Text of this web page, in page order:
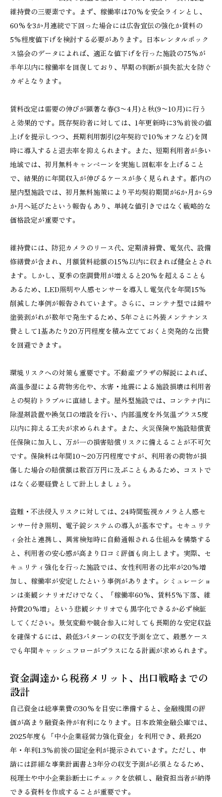
維持費の三要素です。まず、稼働率は70%を安全ラインとし、
60%を3か月連続で下回った場合には広告宣伝の強化か賃料の
5%程度値下げを検討する必要があります。日本レンタルボック
ス協会のデータによれば、適正な値下げを行った施設の75%が
半年以内に稼働率を回復しており、早期の判断が損失拡大を防ぐ
カギとなります。
賃料改定は需要の伸びが顕著な春(3〜4月)と秋(9〜10月)に行う
と効果的です。既存契約者に対しては、1年更新時に3%前後の値
上げを提示しつつ、長期利用割引(2年契約で10%オフなど)を同
時に導入すると退去率を抑えられます。また、短期利用者が多い
地域では、初月無料キャンペーンを実施し回転率を上げること
で、結果的に年間収入が伸びるケースが多く見られます。都内の
屋内型施設では、初月無料施策により平均契約期間が6か月から9
か月へ延びたという報告もあり、単純な値引きではなく戦略的な
価格設定が重要です。
維持費には、防犯カメラのリース代、定期清掃費、電気代、設備
修繕費が含まれ、月額賃料総額の15%以内に収まれば健全とされ
ます。しかし、夏季の空調費用が増えると20%を超えることも
あるため、LED照明や人感センサーを導入し電気代を年間15%
削減した事例が報告されています。さらに、コンテナ型では錆や
塗装剥がれが数年で発生するため、5年ごとに外装メンテナンス
費として1基あたり20万円程度を積み立てておくと突発的な出費
を回避できます。
環境リスクへの対策も重要です。不動産プラザの解説によれば、
高温多湿による荷物劣化や、水害・地震による施設損壊は利用者
との契約トラブルに直結します。屋外型施設では、コンテナ内に
除湿剤設置や換気口の増設を行い、内部温度を外気温プラス5度
以内に抑える工夫が求められます。また、火災保険や施設賠償責
任保険に加入し、万が一の損害賠償リスクに備えることが不可欠
です。保険料は年間10〜20万円程度ですが、利用者の荷物が損
傷した場合の賠償額は数百万円に及ぶこともあるため、コストで
はなく必要経費として計上しましょう。
盗難・不法侵入リスクに対しては、24時間監視カメラと人感セ
ンサー付き照明、電子錠システムの導入が基本です。セキュリテ
ィ会社と連携し、異常検知時に自動通報される仕組みを構築する
と、利用者の安心感が高まり口コミ評価も向上します。実際、セ
キュリティ強化を行った施設では、女性利用者の比率が20%増
加し、稼働率が安定したという事例があります。シミュレーショ
ンは楽観シナリオだけでなく、「稼働率60%、賃料5%下落、維
持費20%増」という悲観シナリオでも黒字化できるか必ず検証
してください。景気変動や競合参入に対しても長期的な安定収益
を確保するには、最低3パターンの収支予測を立て、最悪ケース
でも年間キャッシュフローがプラスになる計画が求められます。
資金調達から税務メリット、出口戦略までの
設計
自己資金は総事業費の30%を目安に準備すると、金融機関の評
価が高まり融資条件が有利になります。日本政策金融公庫では、
2025年度も「中小企業経営力強化資金」を利用でき、最長20
年・年利1.3%前後の固定金利が提示されています。ただし、申
請には詳細な事業計画書と3年分の収支予測が必須となるため、
税理士や中小企業診断士にチェックを依頼し、融資担当者が納得
できる資料を作成することが重要です。